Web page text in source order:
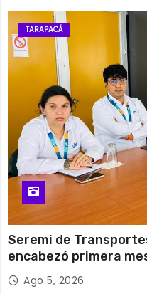
12 de agosto
Miércoles
13 de agosto
Jueves
TARAPACÁ
Seremi de
encabezó primera
retiro de cables en
Ago 5, 2026